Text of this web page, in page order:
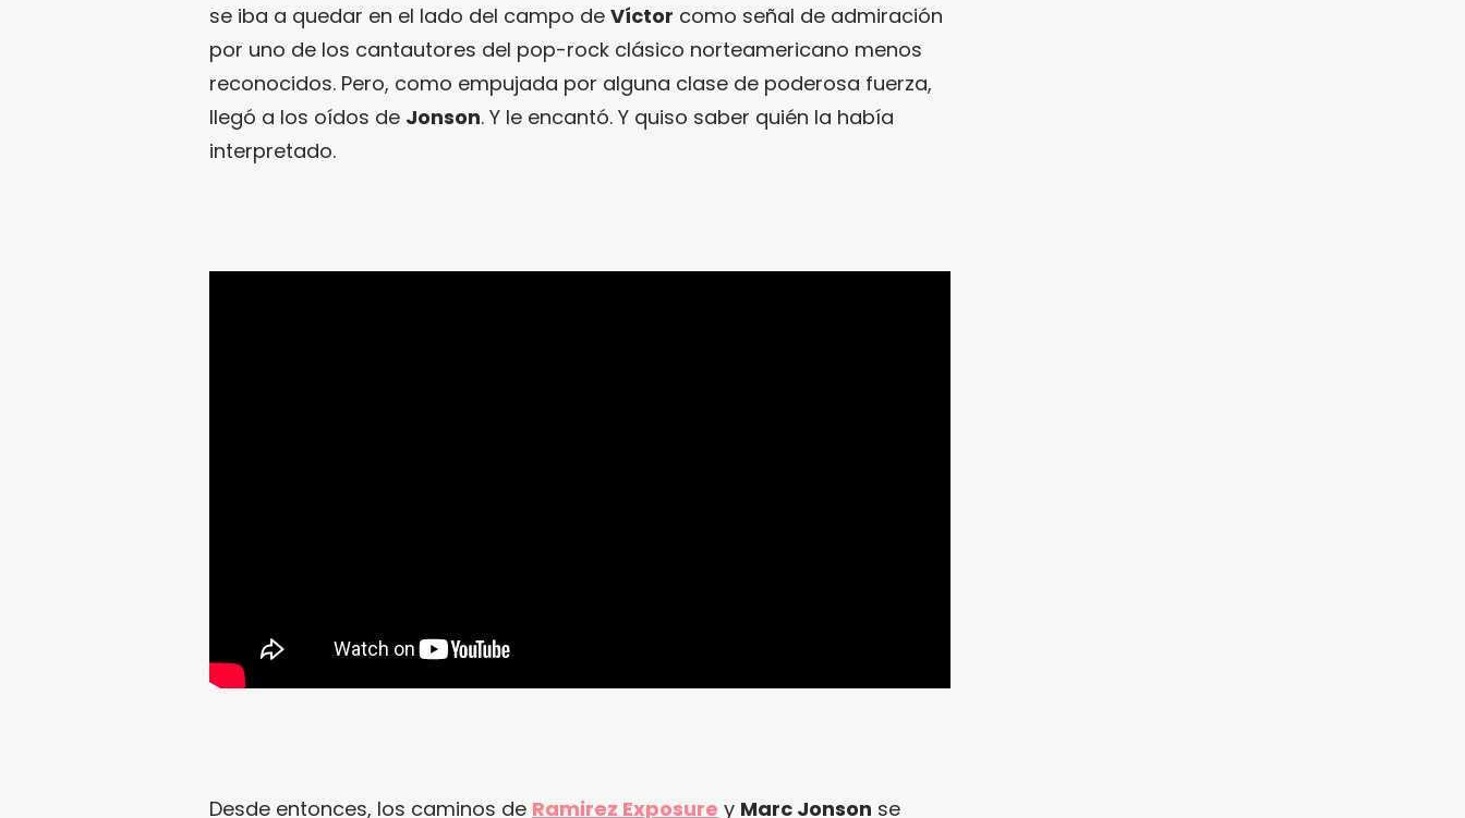
se iba a quedar en el lado del campo de Víctor como señal de admiración
por uno de los cantautores del pop-rock clásico norteamericano menos
reconocidos. Pero, como empujada por alguna clase de poderosa fuerza,
llegó a los oídos de Jonson. Y le encantó. Y quiso saber quién la había
interpretado.
Desde entonces, los caminos de Ramirez Exposure y Marc Jonson se